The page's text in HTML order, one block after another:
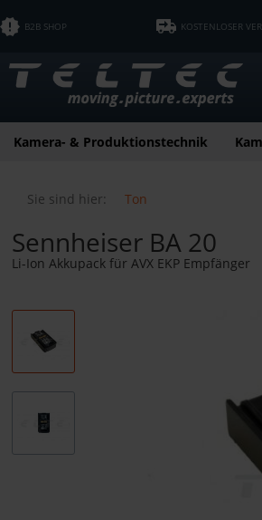
B2B SHOP KOSTENLOSER
Kamera- & Produktionstechnik
Sie sind hier: Ton
Sennheiser BA 20
Li-Ion Akkupack für AVX EKP Empfänger